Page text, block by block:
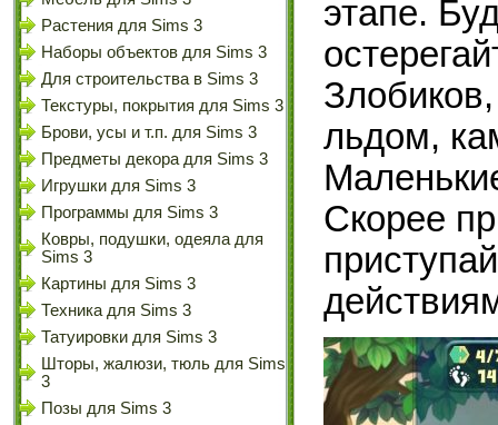
Растения для Sims 3
Наборы объектов для Sims 3
Для строительства в Sims 3
Текстуры, покрытия для Sims 3
Брови, усы и т.п. для Sims 3
Предметы декора для Sims 3
Игрушки для Sims 3
Программы для Sims 3
Ковры, подушки, одеяла для
Sims 3
Картины для Sims 3
Техника для Sims 3
Татуировки для Sims 3
Шторы, жалюзи, тюль для Sims
3
Позы для Sims 3
этапе.
льдом,
Скорее